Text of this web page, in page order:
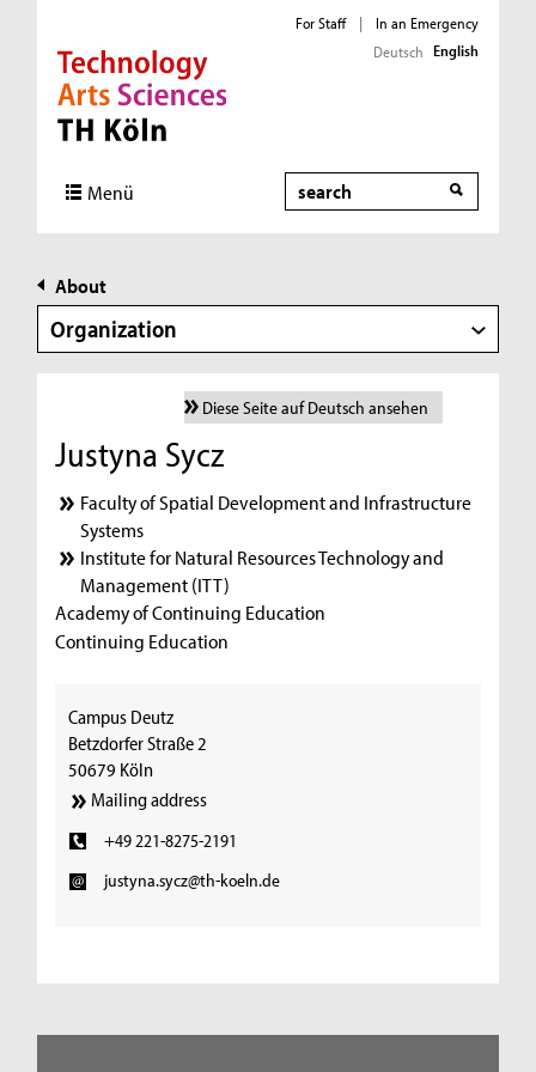
Direkt zur Hauptnavigation
Direkt zur Subnavigation
Direkt zum Inhalt
Direkt zum Fußbereich
For Staff |
In an Emergency
Deutsch English
Menü Search
About
Organization
Diese Seite auf Deutsch ansehen
Justyna Sycz
Faculty of Spatial Development and Infrastructure
Systems
Institute for Natural Resources Technology and
Management (ITT)
Academy of Continuing Education
Continuing Education
Campus Deutz
Betzdorfer Straße 2
50679 Köln
Mailing address
+49 221-8275-2191
justyna.sycz@th-koeln.de